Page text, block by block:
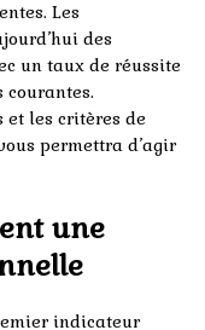
Les
des
un taux de réussite
courantes.
et les critères de
permettra d’agir
une
indicateur